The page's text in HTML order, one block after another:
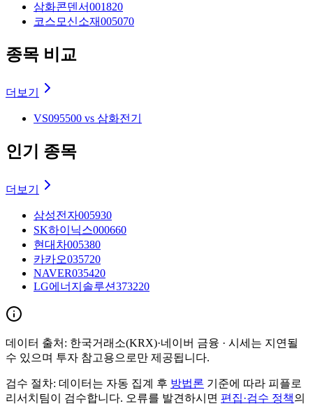
삼화콘덴서001820
코스모신소재005070
종목 비교
더보기
VS095500 vs 삼화전기
인기 종목
더보기
삼성전자005930
SK하이닉스000660
현대차005380
카카오035720
NAVER035420
LG에너지솔루션373220
데이터 출처: 한국거래소(KRX)·네이버 금융 · 시세는 지연될
수 있으며 투자 참고용으로만 제공됩니다.
검수 절차: 데이터는 자동 집계 후 방법론 기준에 따라 피플로
리서치팀이 검수합니다. 오류를 발견하시면 편집·검수 정책의